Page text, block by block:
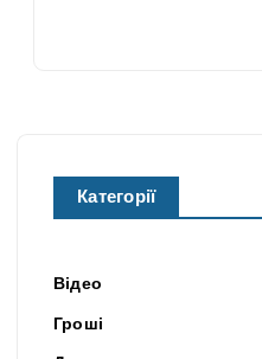
Категорії
Відео
Гроші